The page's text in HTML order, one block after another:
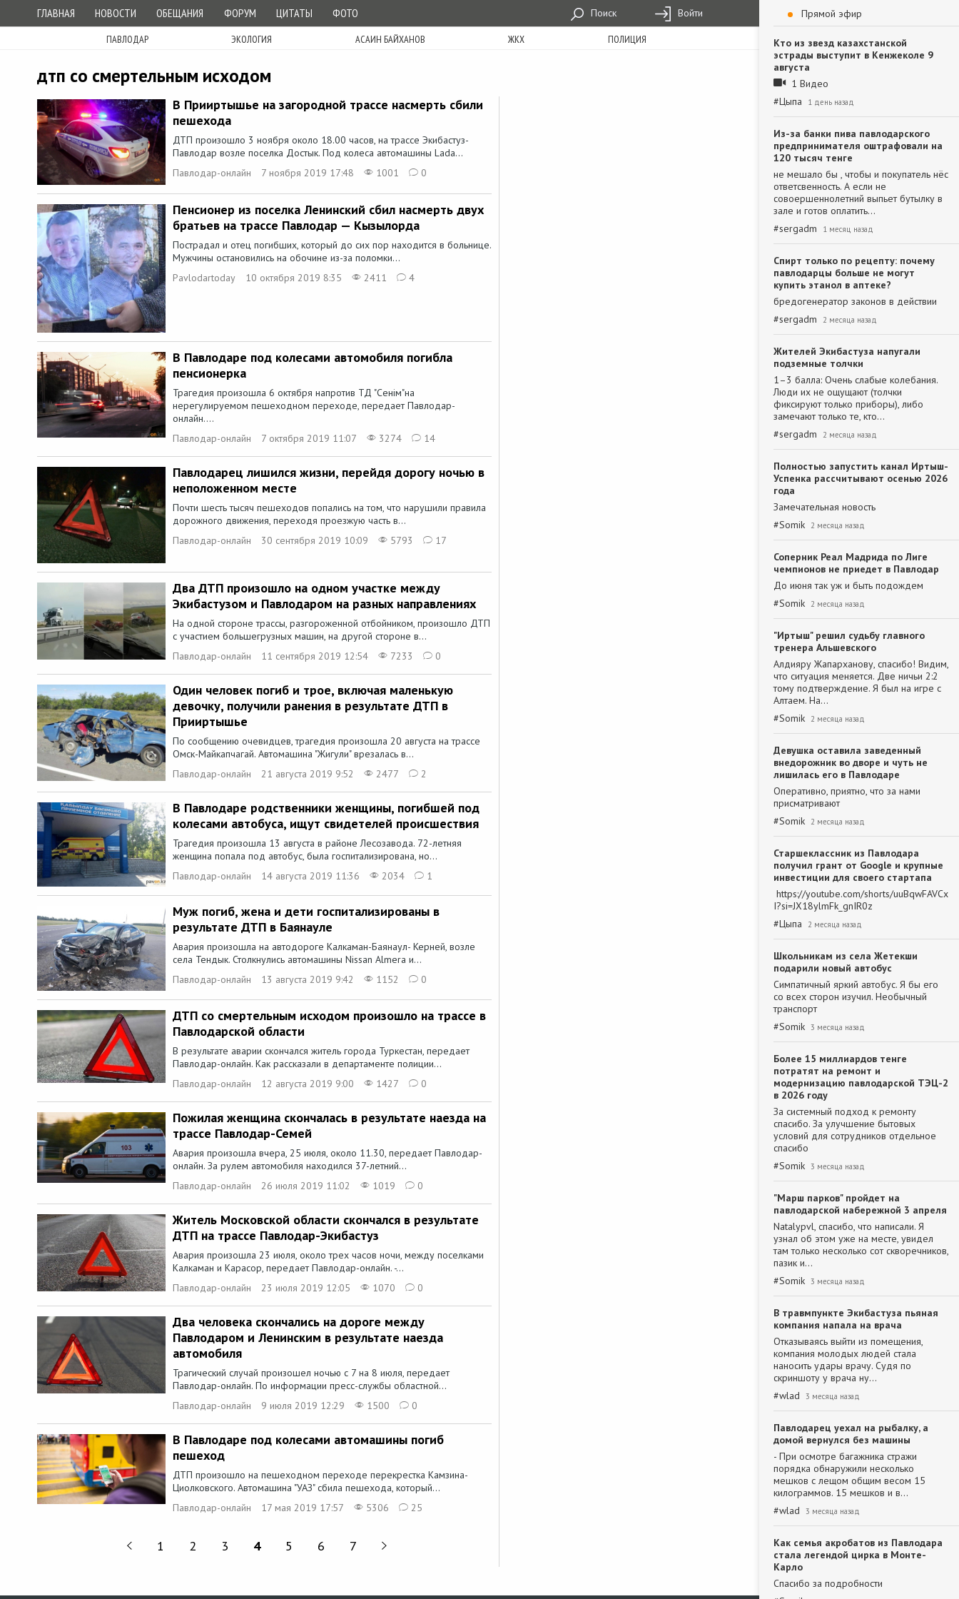
ГЛАВНАЯ НОВОСТИ ОБЕЩАНИЯ ФОРУМ ЦИТАТЫ ФОТО Поиск Войти
ПАВЛОДАР ЭКОЛОГИЯ АСАИН БАЙХАНОВ ЖКХ ПОЛИЦИЯ
дтп со смертельным исходом
В Прииртышье на загородной трассе насмерть сбили
пешехода
ДТП произошло 3 ноября около 18.00 часов, на трассе Экибастуз-
Павлодар возле поселка Достык. Под колеса автомашины Lada...
Павлодар-онлайн
7 ноября 2019 17:48 1001 0
Пенсионер из поселка Ленинский сбил насмерть двух
братьев на трассе Павлодар — Кызылорда
Пострадал и отец погибших, который до сих пор находится в больнице.
Мужчины остановились на обочине из-за поломки...
Pavlodartoday
10 октября 2019 8:35 2411 4
В Павлодаре под колесами автомобиля погибла
пенсионерка
Трагедия произошла 6 октября напротив ТД "Сенім"на
нерегулируемом пешеходном переходе, передает Павлодар-
онлайн....
Павлодар-онлайн
7 октября 2019 11:07 3274 14
Павлодарец лишился жизни, перейдя дорогу ночью в
неположенном месте
Почти шесть тысяч пешеходов попались на том, что нарушили правила
дорожного движения, переходя проезжую часть в...
Павлодар-онлайн
30 сентября 2019 10:09 5793 17
Два ДТП произошло на одном участке между
Экибастузом и Павлодаром на разных направлениях
На одной стороне трассы, разгороженной отбойником, произошло ДТП
с участием большегрузных машин, на другой стороне в...
Павлодар-онлайн
11 сентября 2019 12:54 7233 0
Один человек погиб и трое, включая маленькую
девочку, получили ранения в результате ДТП в
Прииртышье
По сообщению очевидцев, трагедия произошла 20 августа на трассе
Омск-Майкапчагай. Автомашина "Жигули" врезалась в...
Павлодар-онлайн
21 августа 2019 9:52 2477 2
В Павлодаре родственники женщины, погибшей под
колесами автобуса, ищут свидетелей происшествия
Трагедия произошла 13 августа в районе Лесозавода. 72-летняя
женщина попала под автобус, была госпитализирована, но...
Павлодар-онлайн
14 августа 2019 11:36 2034 1
Муж погиб, жена и дети госпитализированы в
результате ДТП в Баянауле
Авария произошла на автодороге Калкаман-Баянаул- Керней, возле
села Тендык. Столкнулись автомашины Nissan Almera и...
Павлодар-онлайн
13 августа 2019 9:42 1152 0
ДТП со смертельным исходом произошло на трассе в
Павлодарской области
В результате аварии скончался житель города Туркестан, передает
Павлодар-онлайн. Как рассказали в департаменте полиции...
Павлодар-онлайн
12 августа 2019 9:00 1427 0
Пожилая женщина скончалась в результате наезда на
трассе Павлодар-Семей
Авария произошла вчера, 25 июля, около 11.30, передает Павлодар-
онлайн. За рулем автомобиля находился 37-летний...
Павлодар-онлайн
26 июля 2019 11:02 1019 0
Житель Московской области скончался в результате
ДТП на трассе Павлодар-Экибастуз
Авария произошла 23 июля, около трех часов ночи, между поселками
Калкаман и Карасор, передает Павлодар-онлайн. -...
Павлодар-онлайн
23 июля 2019 12:05 1070 0
Два человека скончались на дороге между
Павлодаром и Ленинским в результате наезда
автомобиля
Трагический случай произошел ночью с 7 на 8 июля, передает
Павлодар-онлайн. По информации пресс-службы областной...
Павлодар-онлайн
9 июля 2019 12:29 1500 0
В Павлодаре под колесами автомашины погиб
пешеход
ДТП произошло на пешеходном переходе перекрестка Камзина-
Циолковского. Автомашина "УАЗ" сбила пешехода, который...
Павлодар-онлайн
17 мая 2019 17:57 5306 25
1 2 3 4 5 6 7
Прямой эфир
Кто из звезд казахстанской
эстрады выступит в Кенжеколе 9
августа
1 Видео
#Цыпа 1 день назад
Из-за банки пива павлодарского
предпринимателя оштрафовали на
120 тысяч тенге
не мешало бы , чтобы и покупатель нёс
ответсвенность. А если не
совоершеннолетний выпьет бутылку в
зале и готов оплатить…
#sergadm 1 месяц назад
Спирт только по рецепту: почему
павлодарцы больше не могут
купить этанол в аптеке?
бредогенератор законов в действии
#sergadm 2 месяца назад
Жителей Экибастуза напугали
подземные толчки
1–3 балла: Очень слабые колебания.
Люди их не ощущают (толчки
фиксируют только приборы), либо
замечают только те, кто…
#sergadm 2 месяца назад
Полностью запустить канал Иртыш-
Успенка рассчитывают осенью 2026
года
Замечательная новость
#Somik 2 месяца назад
Соперник Реал Мадрида по Лиге
чемпионов не приедет в Павлодар
До июня так уж и быть подождем
#Somik 2 месяца назад
"Иртыш" решил судьбу главного
тренера Альшевского
Алдияру Жапарханову, спасибо! Видим,
что ситуация меняется. Две ничьи 2:2
тому подтверждение. Я был на игре с
Алтаем. На…
#Somik 2 месяца назад
Девушка оставила заведенный
внедорожник во дворе и чуть не
лишилась его в Павлодаре
Оперативно, приятно, что за нами
присматривают
#Somik 2 месяца назад
Старшеклассник из Павлодара
получил грант от Google и крупные
инвестиции для своего стартапа
https://youtube.com/shorts/uuBqwFAVCx
I?si=JX18ylmFk_gnIR0z
#Цыпа 2 месяца назад
Школьникам из села Жетекши
подарили новый автобус
Симпатичный яркий автобус. Я бы его
со всех сторон изучил. Необычный
транспорт
#Somik 3 месяца назад
Более 15 миллиардов тенге
потратят на ремонт и
модернизацию павлодарской ТЭЦ-2
в 2026 году
За системный подход к ремонту
спасибо. За улучшение бытовых
условий для сотрудников отдельное
спасибо
#Somik 3 месяца назад
"Марш парков" пройдет на
павлодарской набережной 3 апреля
Natalypvl, спасибо, что написали. Я
узнал об этом уже на месте, увидел
там только несколько сот скворечников,
пазик и…
#Somik 3 месяца назад
В травмпункте Экибастуза пьяная
компания напала на врача
Отказываясь выйти из помещения,
компания молодых людей стала
наносить удары врачу. Судя по
скриншоту у врача ну…
#wlad 3 месяца назад
Павлодарец уехал на рыбалку, а
домой вернулся без машины
- При осмотре багажника стражи
порядка обнаружили несколько
мешков с лещом общим весом 15
килограммов. 15 мешков и в…
#wlad 3 месяца назад
Как семья акробатов из Павлодара
стала легендой цирка в Монте-
Карло
Спасибо за подробности